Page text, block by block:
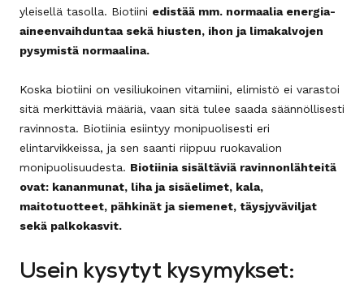
yleisellä tasolla. Biotiini edistää mm. normaalia energia-
aineenvaihduntaa sekä hiusten, ihon ja limakalvojen
pysymistä normaalina.
Koska biotiini on vesiliukoinen vitamiini, elimistö ei varastoi
sitä merkittäviä määriä, vaan sitä tulee saada säännöllisesti
ravinnosta. Biotiinia esiintyy monipuolisesti eri
elintarvikkeissa, ja sen saanti riippuu ruokavalion
monipuolisuudesta. Biotiinia sisältäviä ravinnonlähteitä
ovat: kananmunat, liha ja sisäelimet, kala,
maitotuotteet, pähkinät ja siemenet, täysjyväviljat
sekä palkokasvit.
Usein kysytyt kysymykset: